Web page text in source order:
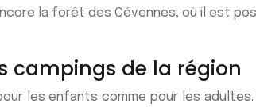
la forêt des Cévennes, où il est
campings de la région
les enfants comme pour les